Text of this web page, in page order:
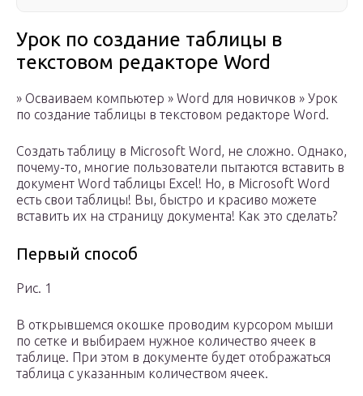
Урок по создание таблицы в
текстовом редакторе Word
» Осваиваем компьютер » Word для новичков » Урок
по создание таблицы в текстовом редакторе Word.
Создать таблицу в Microsoft Word, не сложно. Однако,
почему-то, многие пользователи пытаются вставить в
документ Word таблицы Excel! Но, в Microsoft Word
есть свои таблицы! Вы, быстро и красиво можете
вставить их на страницу документа! Как это сделать?
Первый способ
Рис. 1
В открывшемся окошке проводим курсором мыши
по сетке и выбираем нужное количество ячеек в
таблице. При этом в документе будет отображаться
таблица с указанным количеством ячеек.